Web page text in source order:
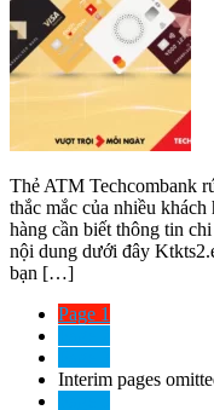
Thẻ ATM Techcombank
thắc mắc của nhiều
hàng cần biết thông tin
nội dung dưới đây
bạn […]
Page 1
Interim pages